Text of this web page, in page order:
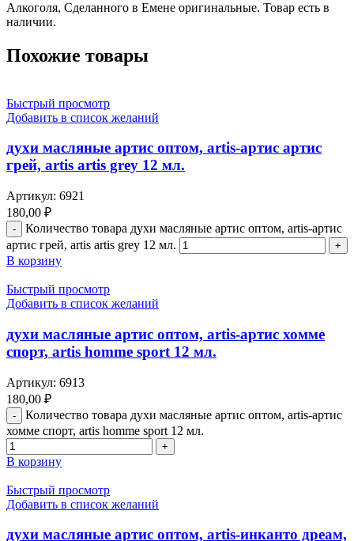
Алкоголя, Сделанного в Емене оригинальные. Товар есть в
наличии.
Похожие товары
Быстрый просмотр
Добавить в список желаний
духи масляные артис оптом, artis-артис артис
грей, artis artis grey 12 мл.
Артикул: 6921
180,00 ₽
Количество товара духи масляные артис оптом, artis-артис
артис грей, artis artis grey 12 мл.
В корзину
Быстрый просмотр
Добавить в список желаний
духи масляные артис оптом, artis-артис хомме
спорт, artis homme sport 12 мл.
Артикул: 6913
180,00 ₽
Количество товара духи масляные артис оптом, artis-артис
хомме спорт, artis homme sport 12 мл.
В корзину
Быстрый просмотр
Добавить в список желаний
духи масляные артис оптом, artis-инканто дреам,